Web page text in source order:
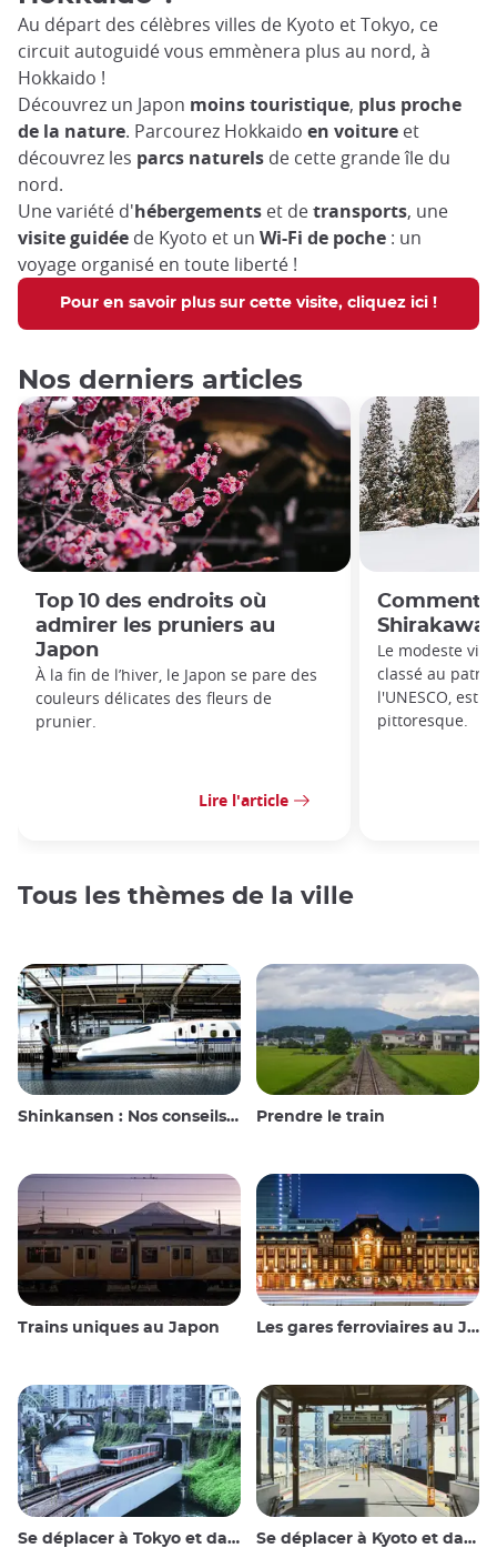
Au départ des célèbres villes de Kyoto et Tokyo, ce
circuit autoguidé vous emmènera plus au nord, à
Hokkaido !
Découvrez un Japon moins touristique, plus proche
de la nature. Parcourez Hokkaido en voiture et
découvrez les parcs naturels de cette grande île du
nord.
Une variété d'hébergements et detransports, une
visite guidée de Kyoto et un Wi-Fi de poche : un
voyage organisé en toute liberté !
Pour en savoir plus sur cette visite, cliquez ici !
Nos derniers articles
Top 10 des endroits où
admirer les pruniers au
Japon
À la fin de l’hiver, le Japon se pare des
couleurs délicates des fleurs de
prunier.
Lire l'article
Comment
Le modeste
classé au
l'UNESCO, est
pittoresque.
Tous les thèmes de la ville
Shinkansen : Nos conseils de voyage pour le train à grande vitesse japonais Prendre le train
Trains uniques au Japon Les gares ferroviaires au Japon
Se déplacer à Tokyo et dans les environs Se déplacer à Kyoto et dans les environs